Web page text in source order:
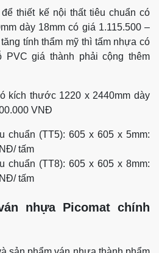
thiết kế nội thất tiêu chuẩn có
dày 18mm có giá 1.115.500 –
tính thẩm mỹ thì tấm nhựa có
PVC giá thành phải cộng thêm
kích thước 1220 x 2440mm dày
VNĐ
chuẩn (TT5): 605 x 605 x 5mm:
tấm
chuẩn (TT8): 605 x 605 x 8mm:
tấm
nhựa Picomat chính